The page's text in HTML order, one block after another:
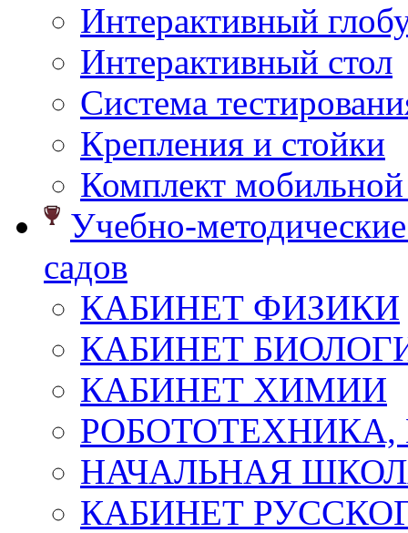
Интерактивный
Интерактивный стол
Система
Крепления и стойки
Комплект
Учебно-
садов
КАБИНЕТ ФИЗИКИ
КАБИНЕТ
КАБИНЕТ ХИМИИ
НАЧАЛЬНАЯ
КАБИНЕТ